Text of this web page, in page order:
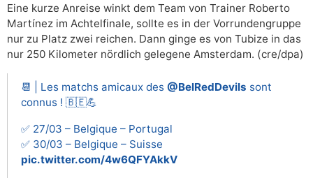
Eine kurze Anreise winkt dem Team von Trainer Roberto
Martínez im Achtelfinale, sollte es in der Vorrundengruppe
nur zu Platz zwei reichen. Dann ginge es von Tubize in das
nur 250 Kilometer nördlich gelegene Amsterdam. (cre/dpa)
📆 | Les matchs amicaux des @BelRedDevils sont
connus ! 🇧🇪💪
✅ 27/03 – Belgique – Portugal
✅ 30/03 – Belgique – Suisse
pic.twitter.com/4w6QFYAkkV